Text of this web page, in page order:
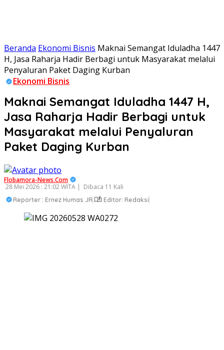
Beranda Ekonomi Bisnis Maknai Semangat Iduladha 1447
H, Jasa Raharja Hadir Berbagi untuk Masyarakat melalui
Penyaluran Paket Daging Kurban
Ekonomi Bisnis
Maknai Semangat Iduladha 1447 H,
Jasa Raharja Hadir Berbagi untuk
Masyarakat melalui Penyaluran
Paket Daging Kurban
Flobamora-News.Com
28 Mei 2026 : 21:02 WITA | Dibaca 11 Kali
Reporter : Ernez Humas JR Editor: Redaksi